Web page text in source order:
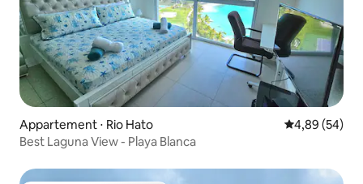
Appartement ⋅ Rio Hato Évaluation
4,89 (54)
Best Laguna View - Playa Blanca